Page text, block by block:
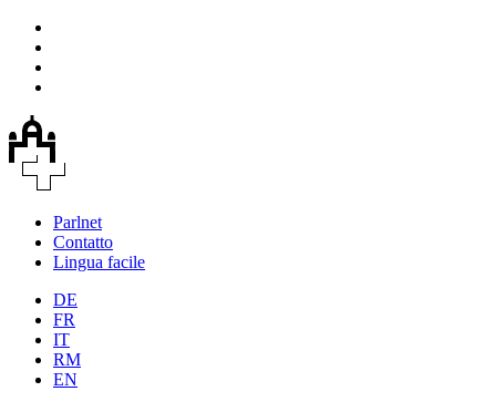
Parlnet
Contatto
Lingua facile
DE
FR
IT
RM
EN